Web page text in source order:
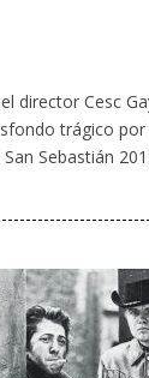
director Cesc
trágico
Sebastián